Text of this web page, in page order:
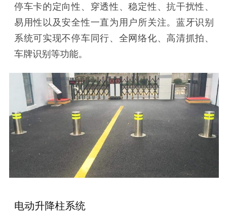
停车卡的定向性、穿透性、稳定性、抗干扰性、
易用性以及安全性一直为用户所关注。蓝牙识别
系统可实现不停车同行、全网络化、高清抓拍、
车牌识别等功能。
电动升降柱系统